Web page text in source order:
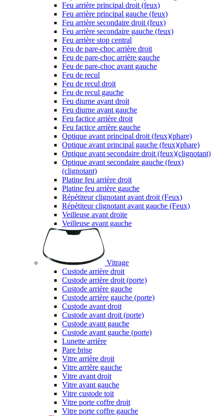
Feu arrière principal droit (feux)
Feu arrière principal gauche (feux)
Feu arrière secondaire droit (feux)
Feu arrière secondaire gauche (feux)
Feu arrière stop central
Feu de pare-choc arrière droit
Feu de pare-choc arrière gauche
Feu de pare-choc avant gauche
Feu de recul
Feu de recul droit
Feu de recul gauche
Feu diurne avant droit
Feu diurne avant gauche
Feu factice arrière droit
Feu factice arrière gauche
Optique avant principal droit (feux)(phare)
Optique avant principal gauche (feux)(phare)
Optique avant secondaire droit (feux)(clignotant)
Optique avant secondaire gauche (feux)
(clignotant)
Platine feu arrière droit
Platine feu arrière gauche
Répétiteur clignotant avant droit (Feux)
Répétiteur clignotant avant gauche (Feux)
Veilleuse avant droite
Veilleuse avant gauche
Vitrage
Custode arrière droit
Custode arrière droit (porte)
Custode arrière gauche
Custode arrière gauche (porte)
Custode avant droit
Custode avant droit (porte)
Custode avant gauche
Custode avant gauche (porte)
Lunette arrière
Pare brise
Vitre arrière droit
Vitre arrière gauche
Vitre avant droit
Vitre avant gauche
Vitre custode toit
Vitre porte coffre droit
Vitre porte coffre gauche